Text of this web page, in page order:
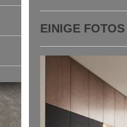
EINIGE